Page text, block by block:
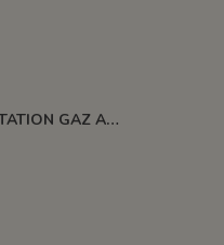
ALIMENTATION GAZ A 90°C